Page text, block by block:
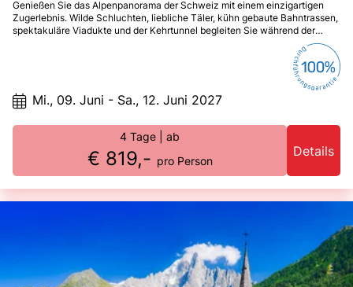
Genießen Sie das Alpenpanorama der Schweiz mit einem einzigartigen
Zugerlebnis. Wilde Schluchten, liebliche Täler, kühn gebaute Bahntrassen,
spektakuläre Viadukte und der Kehrtunnel begleiten Sie während der
Zugfahrten in der Regionalbahn auf den Spuren des Bernina- und Glacier-
Mi., 09. Juni - Sa., 12. Juni 2027
4 Tage | ab
€ 819,- pro Person
Details